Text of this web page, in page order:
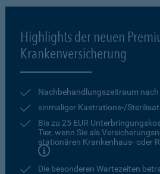
Highlights der neuen
Krankenversicherung
Nachbehandlungszeitraum
einmaliger Kastrations-/
Bis zu 25 EUR
Tier, wenn Sie als
stationären Krankenhaus- oder
Die besonderen Wartezeiten